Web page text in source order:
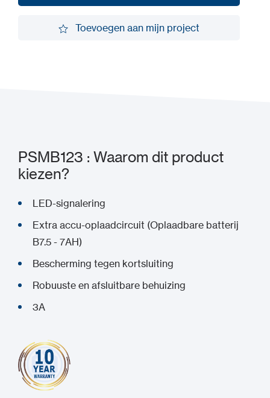
Toevoegen aan mijn project
PSMB123 : Waarom dit product
kiezen?
LED-signalering
Extra accu-oplaadcircuit (Oplaadbare batterij
B7.5 - 7AH)
Bescherming tegen kortsluiting
Robuuste en afsluitbare behuizing
3A